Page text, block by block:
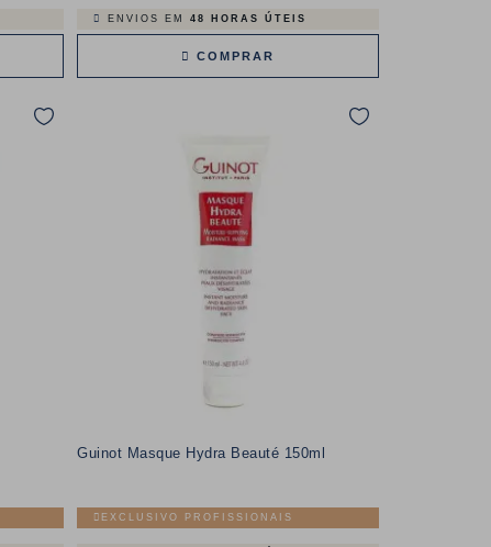
ENVIOS EM48 HORAS ÚTEIS
COMPRAR
Guinot Masque Hydra Beauté 150ml
EXCLUSIVO PROFISSIONAIS